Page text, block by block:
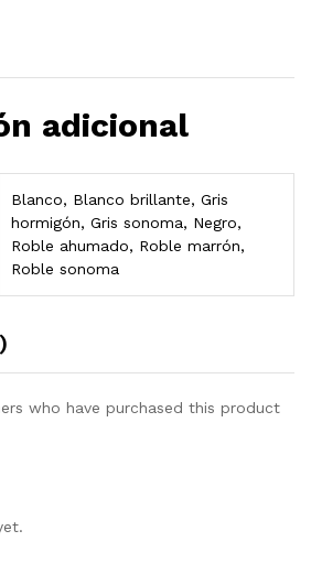
adicional
Blanco, Blanco brillante, Gris
hormigón, Gris sonoma, Negro,
Roble ahumado, Roble marrón,
Roble sonoma
who have purchased this product